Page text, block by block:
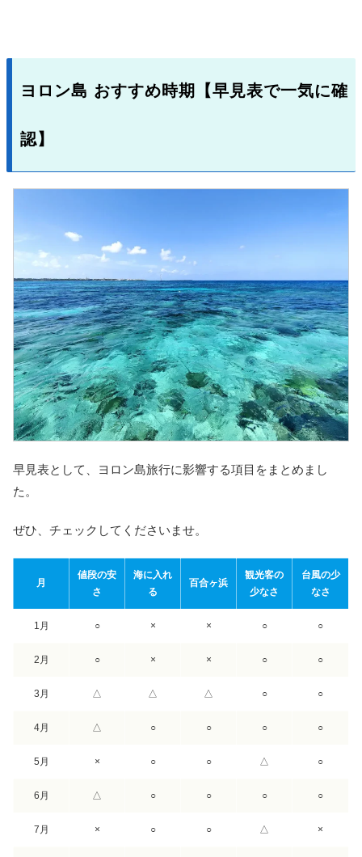
ヨロン島 おすすめ時期【早見表で一気に確
認】
早見表として、ヨロン島旅行に影響する項目をまとめまし
た。
ぜひ、チェックしてくださいませ。
月
値段の安
さ
海に入れ
る
百合ヶ浜
観光客の
少なさ
台風の少
なさ
1月 ○ × × ○ ○
2月 ○ × × ○ ○
3月 △ △ △ ○ ○
4月 △ ○ ○ ○ ○
5月 × ○ ○ △ ○
6月 △ ○ ○ ○ ○
7月 × ○ ○ △ ×